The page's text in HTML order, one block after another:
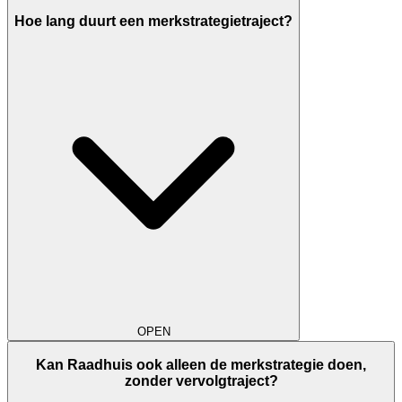
Hoe lang duurt een merkstrategietraject?
OPEN
Kan Raadhuis ook alleen de merkstrategie doen,
zonder vervolgtraject?